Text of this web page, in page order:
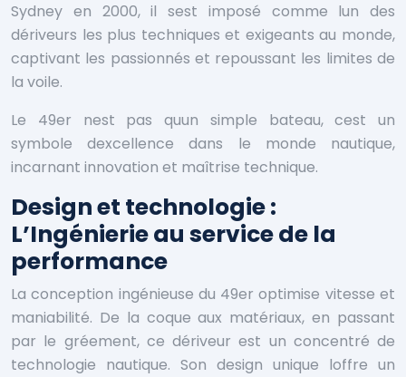
Sydney en 2000, il sest imposé comme lun des
dériveurs les plus techniques et exigeants au monde,
captivant les passionnés et repoussant les limites de
la voile.
Le 49er nest pas quun simple bateau, cest un
symbole dexcellence dans le monde nautique,
incarnant innovation et maîtrise technique.
Design et technologie :
L’Ingénierie au service de la
performance
La conception ingénieuse du 49er optimise vitesse et
maniabilité. De la coque aux matériaux, en passant
par le gréement, ce dériveur est un concentré de
technologie nautique. Son design unique loffre un